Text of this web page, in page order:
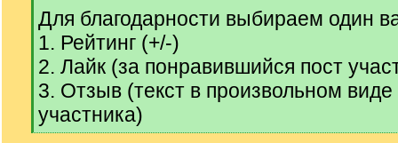
Для благодарности выбираем один
1. Рейтинг (+/-)
2. Лайк (за понравившийся пост
3. Отзыв (текст в произвольном
участника)
[